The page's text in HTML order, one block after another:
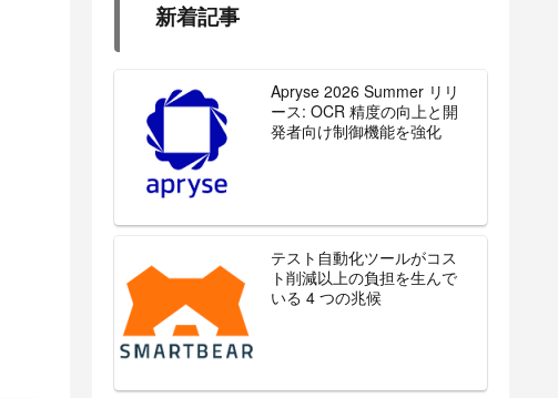
新着記事
Apryse 2026 Summer リリ
ース: OCR 精度の向上と開
発者向け制御機能を強化
テスト自動化ツールがコス
ト削減以上の負担を生んで
いる 4 つの兆候